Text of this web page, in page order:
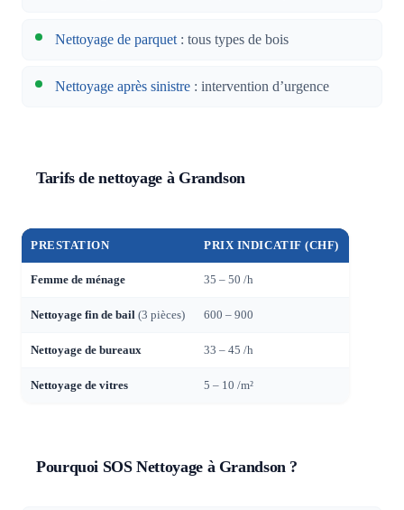
Nettoyage de parquet: tous types de bois
Nettoyage après sinistre : intervention d’urgence
Tarifs de nettoyage à Grandson
PRESTATION PRIX INDICATIF (CHF)
Femme de ménage 35 – 50 /h
Nettoyage fin de bail (3 pièces) 600 – 900
Nettoyage de bureaux 33 – 45 /h
Nettoyage de vitres 5 – 10 /m²
Pourquoi SOS Nettoyage à Grandson ?